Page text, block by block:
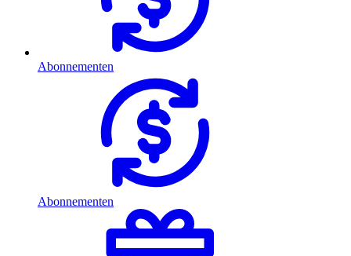
Abonnementen
Abonnementen